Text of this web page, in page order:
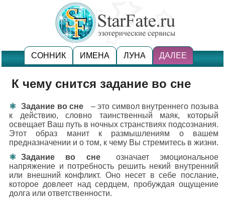
СОННИК ИМЕНА ЛУНА ДАЛЕЕ
К чему снится задание во сне
Задание во сне
– это символ внутреннего позыва
к действию, словно таинственный маяк, который
освещает Ваш путь в ночных странствиях подсознания.
Этот образ манит к размышлениям о вашем
предназначении и о том, к чему Вы стремитесь в жизни.
Задание во сне
означает эмоциональное
напряжение и потребность решить некий внутренний
или внешний конфликт. Оно несет в себе послание,
которое довлеет над сердцем, пробуждая ощущение
долга или ответственности.